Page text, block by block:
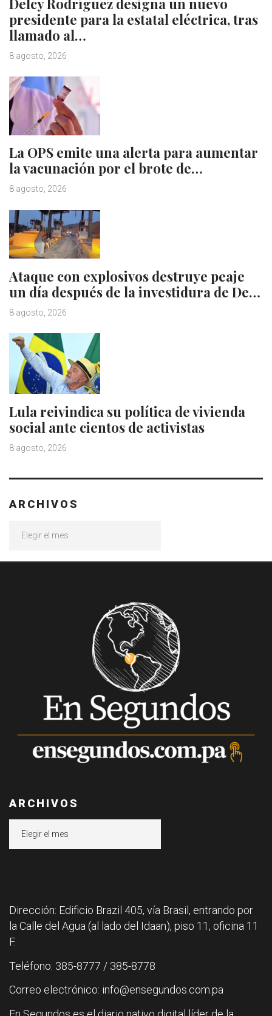
Delcy Rodríguez designa un nuevo
presidente para la estatal eléctrica, tras
llamado al…
8 agosto, 2026
La OPS emite una alerta para aumentar
la vacunación por el brote de…
8 agosto, 2026
Ataque con explosivos destruye peaje
un día después de la investidura de De…
8 agosto, 2026
Lula reivindica su política de vivienda
social ante cientos de activistas
8 agosto, 2026
ARCHIVOS
ARCHIVOS
Dirección: Edificio Brazil 405, vía Brasil, entrando por
la Calle del Agua (al lado del Idaan), piso 11, oficina 11
F.
Teléfono: 385-8777 / 385-8778
Correo electrónico: info@ensegundos.com.pa